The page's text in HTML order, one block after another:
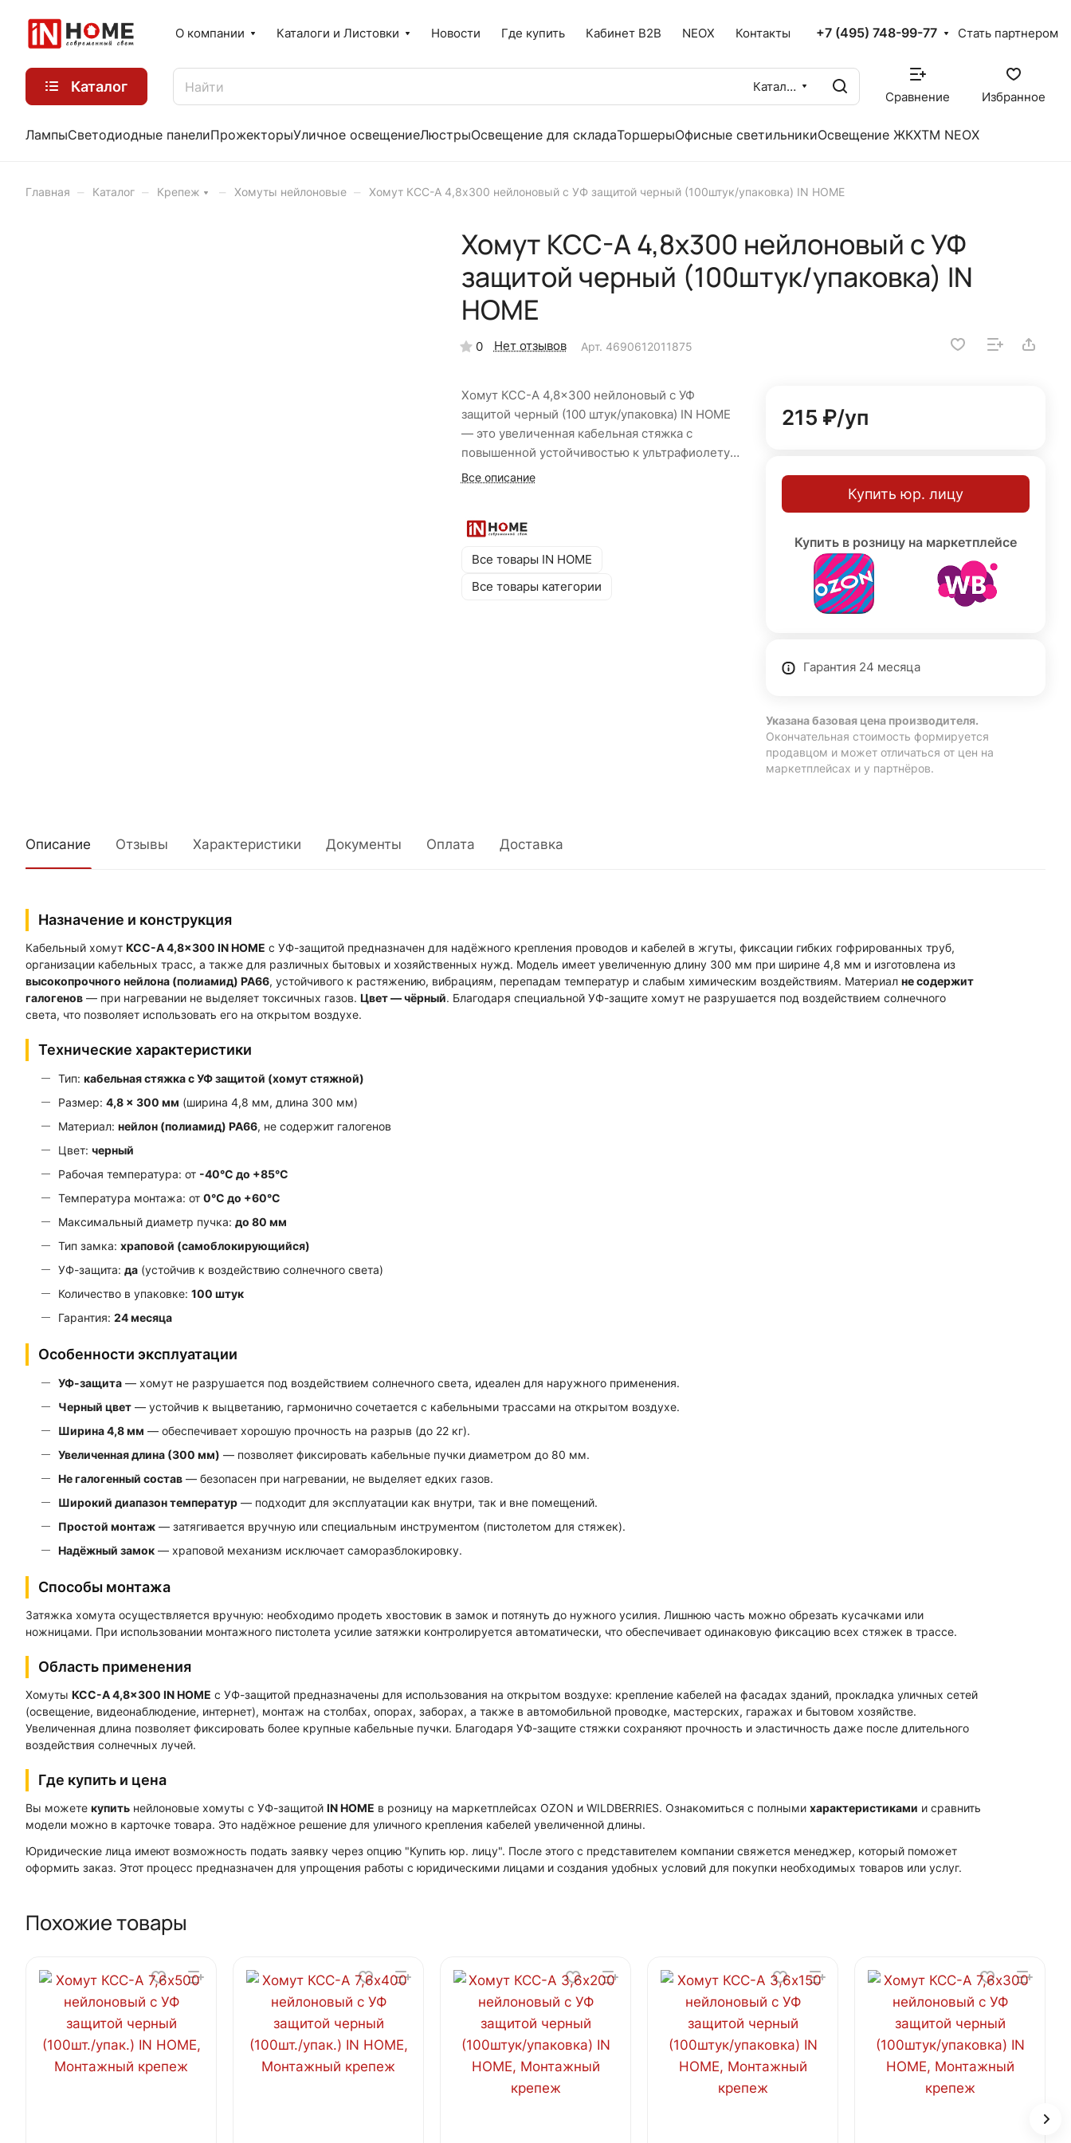
О компании Каталоги и Листовки Новости Где купить Кабинет B2B NEOX Контакты +7 (495) 748-99-77 Стать партнером
Каталог Каталог
Сравнение Избранное
ЛампыСветодиодные панелиПрожекторыУличное освещениеЛюстрыОсвещение для складаТоршерыОфисные светильникиОсвещение ЖКХTM NEOX
Главная – Каталог – Крепеж – Хомуты нейлоновые – Хомут КСС-А 4,8х300 нейлоновый с УФ защитой черный (100штук/упаковка) IN HOME
Хомут КСС-А 4,8х300 нейлоновый с УФ
защитой черный (100штук/упаковка) IN
HOME
0 Нет отзывов Арт. 4690612011875
Хомут КСС-А 4,8×300 нейлоновый с УФ
защитой черный (100 штук/упаковка) IN HOME
— это увеличенная кабельная стяжка с
повышенной устойчивостью к ультрафиолету
для наружного применения. Изготовлен из
вручную или специнструментом. Рабочий
Черный цвет и УФ-защита обеспечивают
долговечность при эксплуатации на открытом
Все описание
Все товары IN HOME
Все товары категории
215 ₽/уп
Купить юр. лицу
Купить в розницу на маркетплейсе
Гарантия 24 месяца
Указана базовая цена производителя.
Окончательная стоимость формируется
продавцом и может отличаться от цен на
маркетплейсах и у партнёров.
Описание Отзывы Характеристики Документы Оплата Доставка
Назначение и конструкция
Кабельный хомут КСС-А 4,8×300 IN HOME с УФ-защитой предназначен для надёжного крепления проводов и кабелей в жгуты, фиксации гибких гофрированных труб,
организации кабельных трасс, а также для различных бытовых и хозяйственных нужд. Модель имеет увеличенную длину 300 мм при ширине 4,8 мм и изготовлена из
высокопрочного нейлона (полиамид) PA66, устойчивого к растяжению, вибрациям, перепадам температур и слабым химическим воздействиям. Материал не содержит
галогенов — при нагревании не выделяет токсичных газов. Цвет — чёрный. Благодаря специальной УФ-защите хомут не разрушается под воздействием солнечного
света, что позволяет использовать его на открытом воздухе.
Технические характеристики
Тип: кабельная стяжка с УФ защитой (хомут стяжной)
Размер: 4,8 × 300 мм (ширина 4,8 мм, длина 300 мм)
Материал: нейлон (полиамид) PA66, не содержит галогенов
Цвет: черный
Рабочая температура: от -40°С до +85°С
Температура монтажа: от 0°С до +60°С
Максимальный диаметр пучка: до 80 мм
Тип замка: храповой (самоблокирующийся)
УФ-защита: да (устойчив к воздействию солнечного света)
Количество в упаковке: 100 штук
Гарантия: 24 месяца
Особенности эксплуатации
УФ-защита — хомут не разрушается под воздействием солнечного света, идеален для наружного применения.
Черный цвет — устойчив к выцветанию, гармонично сочетается с кабельными трассами на открытом воздухе.
Ширина 4,8 мм — обеспечивает хорошую прочность на разрыв (до 22 кг).
Увеличенная длина (300 мм) — позволяет фиксировать кабельные пучки диаметром до 80 мм.
Не галогенный состав — безопасен при нагревании, не выделяет едких газов.
Широкий диапазон температур — подходит для эксплуатации как внутри, так и вне помещений.
Простой монтаж — затягивается вручную или специальным инструментом (пистолетом для стяжек).
Надёжный замок — храповой механизм исключает саморазблокировку.
Способы монтажа
Затяжка хомута осуществляется вручную: необходимо продеть хвостовик в замок и потянуть до нужного усилия. Лишнюю часть можно обрезать кусачками или
ножницами. При использовании монтажного пистолета усилие затяжки контролируется автоматически, что обеспечивает одинаковую фиксацию всех стяжек в трассе.
Область применения
Хомуты КСС-А 4,8×300 IN HOME с УФ-защитой предназначены для использования на открытом воздухе: крепление кабелей на фасадах зданий, прокладка уличных сетей
(освещение, видеонаблюдение, интернет), монтаж на столбах, опорах, заборах, а также в автомобильной проводке, мастерских, гаражах и бытовом хозяйстве.
Увеличенная длина позволяет фиксировать более крупные кабельные пучки. Благодаря УФ-защите стяжки сохраняют прочность и эластичность даже после длительного
воздействия солнечных лучей.
Где купить и цена
Вы можете купить нейлоновые хомуты с УФ-защитой IN HOME в розницу на маркетплейсах OZON и WILDBERRIES. Ознакомиться с полными характеристиками и сравнить
модели можно в карточке товара. Это надёжное решение для уличного крепления кабелей увеличенной длины.
Юридические лица имеют возможность подать заявку через опцию "Купить юр. лицу". После этого с представителем компании свяжется менеджер, который поможет
оформить заказ. Этот процесс предназначен для упрощения работы с юридическими лицами и создания удобных условий для покупки необходимых товаров или услуг.
Похожие товары